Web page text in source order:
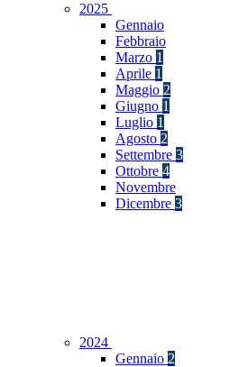
2025
Gennaio
Febbraio
Marzo 1
Aprile 1
Maggio 2
Giugno 1
Luglio 1
Agosto 2
Settembre 3
Ottobre 4
Novembre
Dicembre 3
2024
Gennaio 2